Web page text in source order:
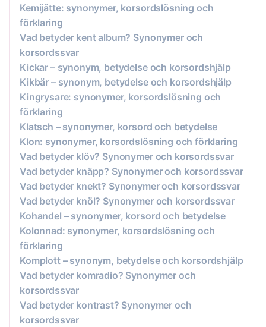
Kemijätte: synonymer, korsordslösning och
förklaring
Vad betyder kent album? Synonymer och
korsordssvar
Kickar – synonym, betydelse och korsordshjälp
Kikbär – synonym, betydelse och korsordshjälp
Kingrysare: synonymer, korsordslösning och
förklaring
Klatsch – synonymer, korsord och betydelse
Klon: synonymer, korsordslösning och förklaring
Vad betyder klöv? Synonymer och korsordssvar
Vad betyder knäpp? Synonymer och korsordssvar
Vad betyder knekt? Synonymer och korsordssvar
Vad betyder knöl? Synonymer och korsordssvar
Kohandel – synonymer, korsord och betydelse
Kolonnad: synonymer, korsordslösning och
förklaring
Komplott – synonym, betydelse och korsordshjälp
Vad betyder komradio? Synonymer och
korsordssvar
Vad betyder kontrast? Synonymer och
korsordssvar